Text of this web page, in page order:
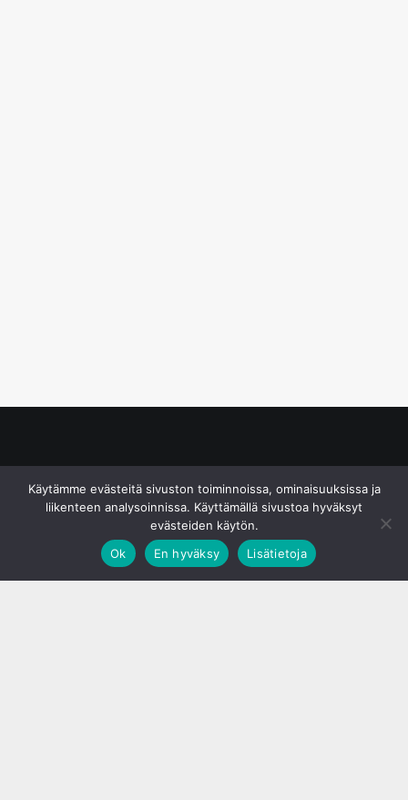
Käytämme evästeitä sivuston toiminnoissa, ominaisuuksissa ja
liikenteen analysoinnissa. Käyttämällä sivustoa hyväksyt
evästeiden käytön.
Ok
En hyväksy Lisätietoja